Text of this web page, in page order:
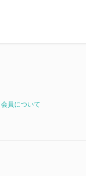
会員について